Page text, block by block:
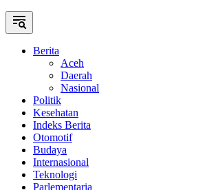
Berita
Aceh
Daerah
Nasional
Politik
Kesehatan
Indeks Berita
Otomotif
Budaya
Internasional
Teknologi
Parlementaria